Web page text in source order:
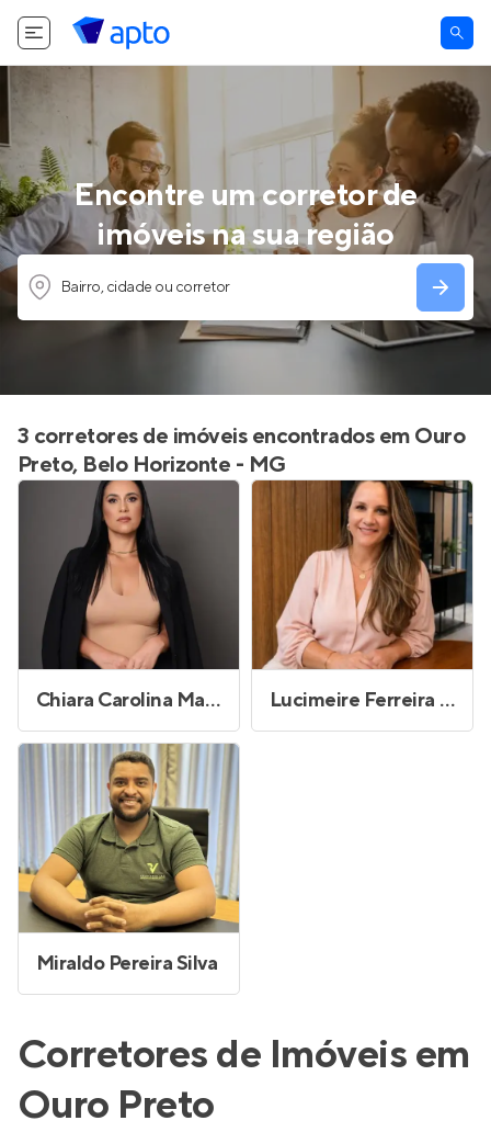
Encontre um corretor de
imóveis na sua região
Bairro, cidade ou corretor
3 corretores de imóveis encontrados em Ouro
Preto, Belo Horizonte - MG
Chiara Carolina Martins de Souza Lucimeire Ferreira Sousa
Miraldo Pereira Silva
Corretores de Imóveis em
Ouro Preto